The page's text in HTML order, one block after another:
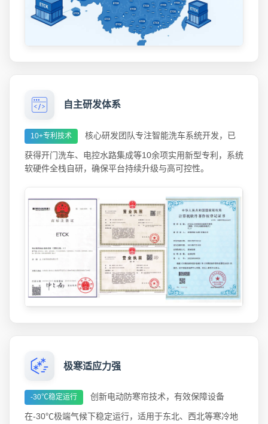
自主研发体系
10+专利技术 核心研发团队专注智能洗车系统开发，已
获得开门洗车、电控水路集成等10余项实用新型专利，系统
软硬件全栈自研，确保平台持续升级与高可控性。
极寒适应力强
-30℃稳定运行 创新电动防寒帘技术，有效保障设备
在-30℃极端气候下稳定运行，适用于东北、西北等寒冷地